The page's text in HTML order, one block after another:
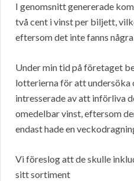
I genomsnitt genererade
två cent i vinst per biljett,
eftersom det inte fanns
Under min tid på företaget
lotterierna för att undersöka
intresserade av att införliva
omedelbar vinst, eftersom
endast hade en
Vi föreslog att de skulle
sitt sortiment